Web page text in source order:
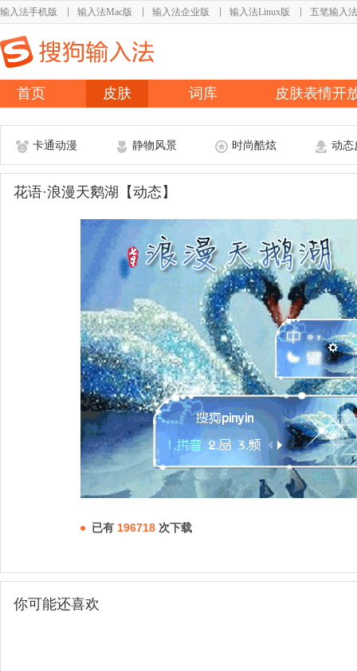
输入法手机版 输入法Mac版 输入法企业版 输入法Linux版 五笔输入法
首页 皮肤 词库 皮肤表情开
卡通动漫 静物风景 时尚酷炫 动态
花语·浪漫天鹅湖【动态】
已有 196718 次下载
你可能还喜欢